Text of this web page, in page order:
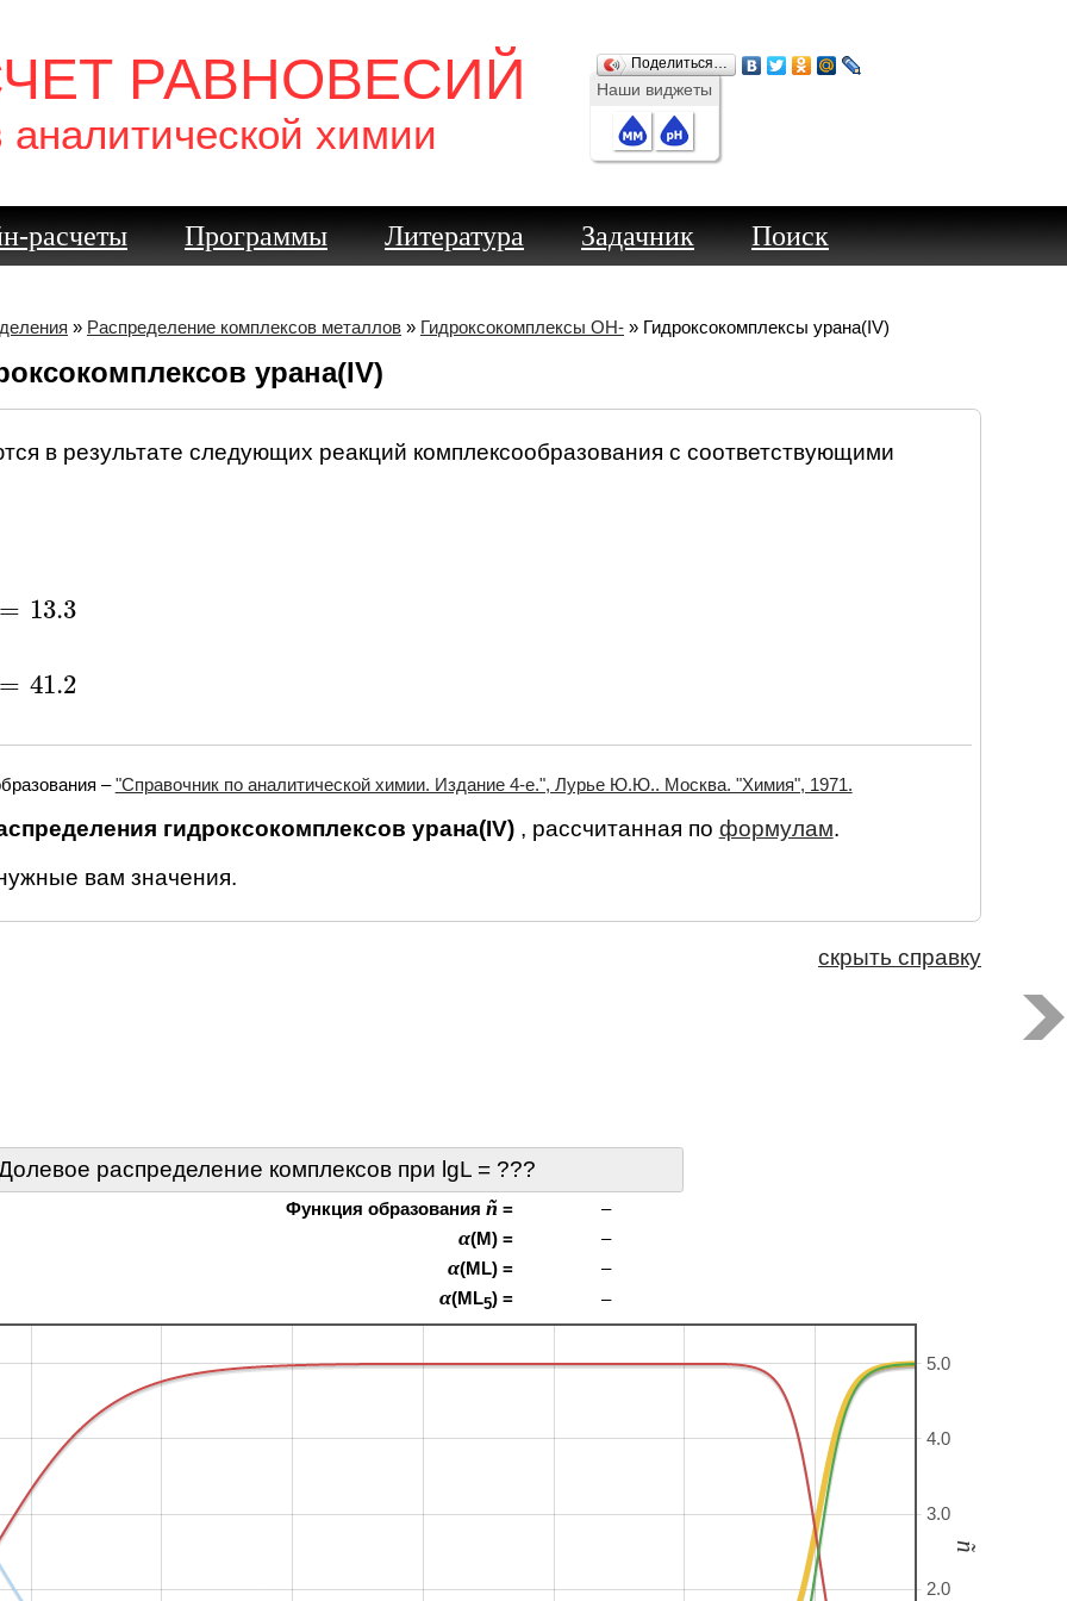
РАВНОВЕСИЙ
аналитической химии
Поделиться…
Наши виджеты
расчеты Программы Литература Задачник Поиск
» Распределение комплексов металлов » Гидроксокомплексы OH- » Гидроксокомплексы урана(IV)
урана(IV)
в результате следующих реакций комплексообразования с соответствующими
= 13.3
13.3
= 41.2
41.2
–"Справочник по аналитической химии. Издание 4-е.", Лурье Ю.Ю.. Москва. "Химия", 1971.
гидроксокомплексов урана(IV) , рассчитанная по формулам.
вам значения.
скрыть справку
распределение комплексов при lgL = ???
Функция образования ñ = –
α(M) = –
α(ML) = –
α(ML5) = –
2.0
3.0
4.0
5.0
ñ